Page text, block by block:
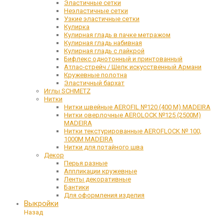
Эластичные сетки
Неэластичные сетки
Узкие эластичные сетки
Кулирка
Кулирная гладь в пачке метражом
Кулирная гладь набивная
Кулирная гладь с лайкрой
Бифлекс однотонный и принтованный
Атлас-стрейч / Шелк искусственный Армани
Кружевные полотна
Эластичный бархат
Иглы SCHMETZ
Нитки
Нитки швейные AEROFIL №120 (400 М) MADEIRA
Нитки оверлочные AEROLOCK №125 (2500М)
MADEIRA
Нитки текстурированные AEROFLOCK № 100,
1000М MADEIRA
Нитки для потайного шва
Декор
Перья разные
Аппликации кружевные
Ленты декоративные
Бантики
Для оформления изделия
Выкройки
Назад